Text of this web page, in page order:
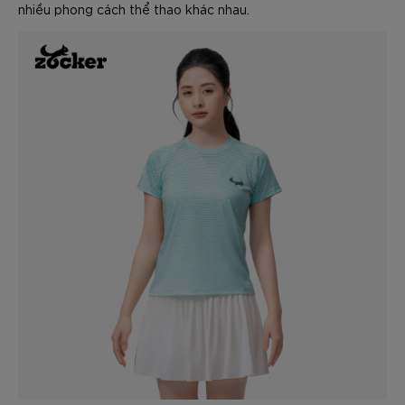
nhiều phong cách thể thao khác nhau.